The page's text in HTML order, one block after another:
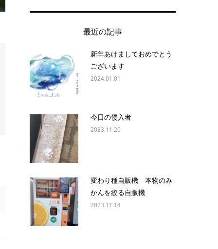
最近の記事
新年あけましておめでとう
ございます
2024.01.01
今日の侵入者
2023.11.20
変わり種自販機 本物のみ
かんを絞る自販機
2023.11.14